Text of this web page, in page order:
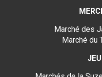
Marché des
Marché du